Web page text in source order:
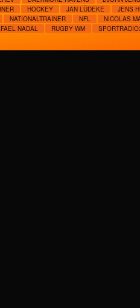
HOCKEY JAN LÜDEKE
JENS
NATIONALTRAINER NFL
NICOLAS
NADAL RUGBY WM